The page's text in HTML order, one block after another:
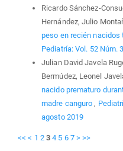
Ricardo Sánchez-
Hernández, Julio
peso en recién nacidos
Pediatría: Vol. 52 Núm.
Julian David Javela
Bermúdez, Leonel
nacido prematuro
madre canguro,
agosto 2019
<< < 1 2 3 4 5 6 7 > >>